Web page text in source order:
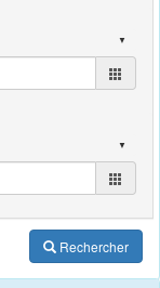
Rechercher